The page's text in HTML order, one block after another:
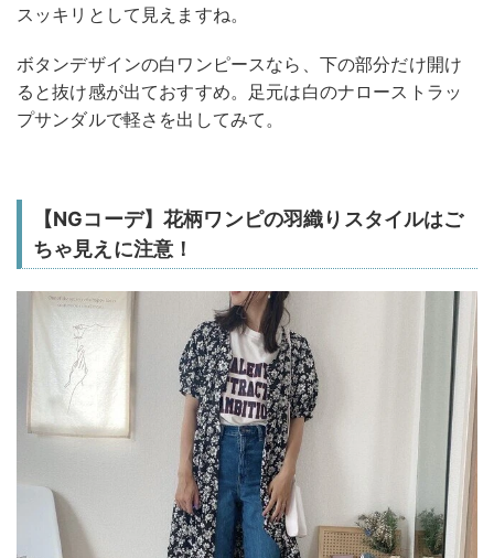
スッキリとして見えますね。
ボタンデザインの白ワンピースなら、下の部分だけ開け
ると抜け感が出ておすすめ。足元は白のナローストラッ
プサンダルで軽さを出してみて。
【NGコーデ】花柄ワンピの羽織りスタイルはご
ちゃ見えに注意！